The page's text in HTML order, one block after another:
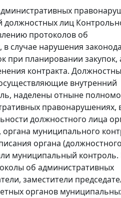
лиц
протоколов об
случае нарушения
при планировании закупок,
контракта.
внутренний
наделены отныне
правонарушениях,
должностного лица
органа муниципального
органа
муниципальный
об административных
заместители
органов